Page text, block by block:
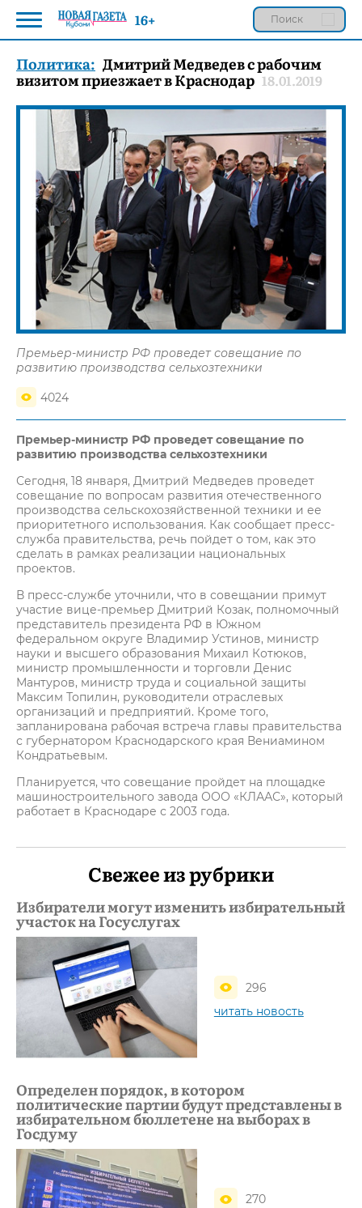
Политика: Дмитрий Медведев с рабочим
визитом приезжает в Краснодар 18.01.2019
Премьер-министр РФ проведет совещание по
развитию производства сельхозтехники
4024
Премьер-министр РФ проведет совещание по
развитию производства сельхозтехники
Сегодня, 18 января, Дмитрий Медведев проведет
совещание по вопросам развития отечественного
производства сельскохозяйственной техники и ее
приоритетного использования. Как сообщает пресс-
служба правительства, речь пойдет о том, как это
сделать в рамках реализации национальных
проектов.
В пресс-службе уточнили, что в совещании примут
участие вице-премьер Дмитрий Козак, полномочный
представитель президента РФ в Южном
федеральном округе Владимир Устинов, министр
науки и высшего образования Михаил Котюков,
министр промышленности и торговли Денис
Мантуров, министр труда и социальной защиты
Максим Топилин, руководители отраслевых
организаций и предприятий. Кроме того,
запланирована рабочая встреча главы правительства
с губернатором Краснодарского края Вениамином
Кондратьевым.
Планируется, что совещание пройдет на площадке
машиностроительного завода ООО «КЛААС», который
работает в Краснодаре с 2003 года.
Свежее из рубрики
Избиратели могут изменить избирательный
участок на Госуслугах
296
читать новость
Определен порядок, в котором
политические партии будут представлены в
избирательном бюллетене на выборах в
Госдуму
270
16+